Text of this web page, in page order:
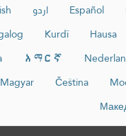
اردو Español
Kurdî Hausa
አማርኛ
Magyar Čeština